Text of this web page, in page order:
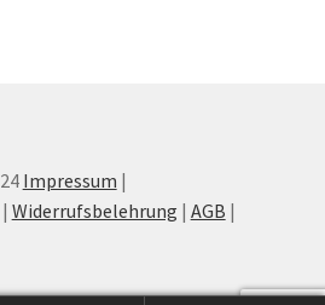
Impressum |
| Widerrufsbelehrung | AGB |